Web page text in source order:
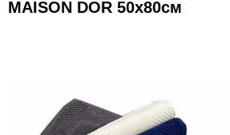
MAISON DOR 50x80см